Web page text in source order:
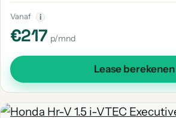
Vanaf i
€217 p/mnd
Lease berekenen